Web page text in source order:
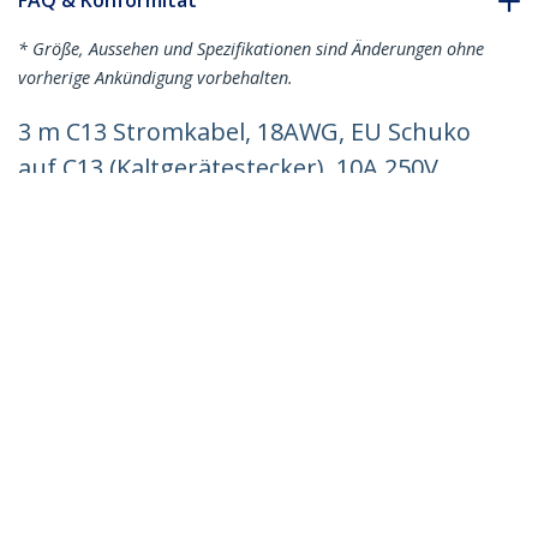
* Größe, Aussehen und Spezifikationen sind Änderungen ohne
vorherige Ankündigung vorbehalten.
3 m C13 Stromkabel, 18AWG, EU Schuko
auf C13 (Kaltgerätestecker), 10A 250V,